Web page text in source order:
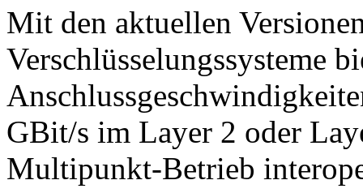
Mit den aktuellen
Verschlüsselungssysteme
GBit/s im Layer 2 oder
Multipunkt-Betrieb